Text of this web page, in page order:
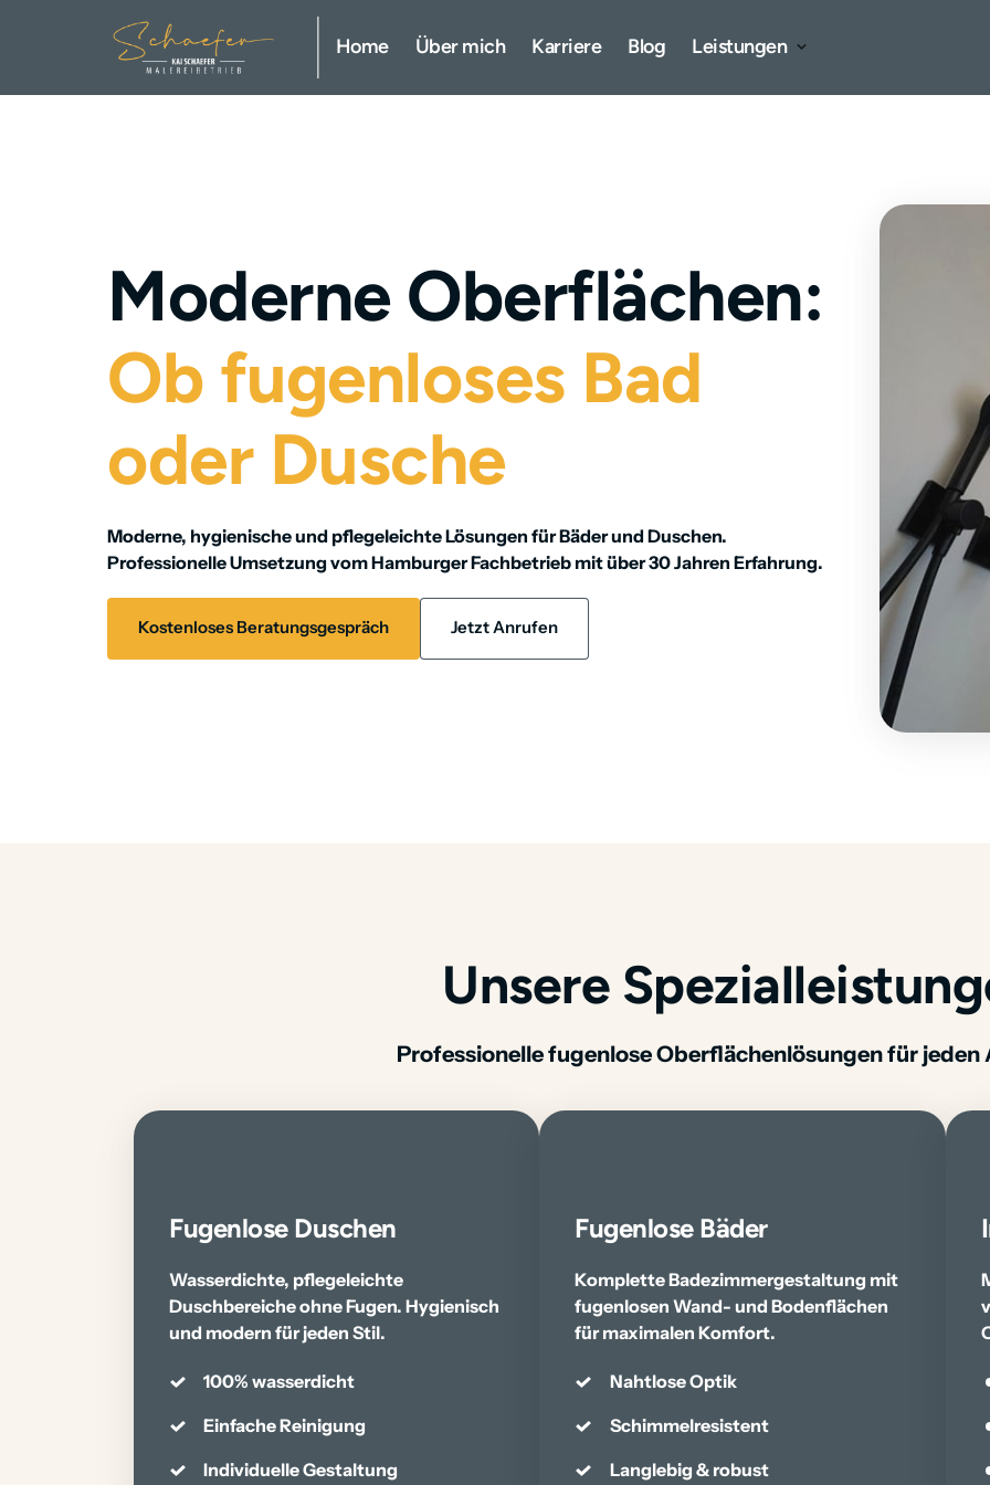
Home Über mich Karriere Blog Leistungen
Moderne Oberflächen:
Ob fugenloses
oder Dusche
Moderne, hygienische und pflegeleichte Lösungen für Bäder und Duschen.
Professionelle Umsetzung vom Hamburger Fachbetrieb mit über 30 Jahren Erfahrung.
Kostenloses Beratungsgespräch Jetzt Anrufen
Unsere
Professionelle fugenlose Oberflächenlösungen für jeden
Fugenlose Duschen
Wasserdichte, pflegeleichte
Duschbereiche ohne Fugen. Hygienisch
und modern für jeden Stil.
100% wasserdicht
Einfache Reinigung
Individuelle Gestaltung
Fugenlose Bäder
Komplette Badezimmergestaltung mit
fugenlosen Wand- und Bodenflächen
für maximalen Komfort.
Nahtlose Optik
Schimmelresistent
Langlebig & robust
Malerarbeiten innen und außen
Schimmelsanierung
Gutachter/Sachverständiger